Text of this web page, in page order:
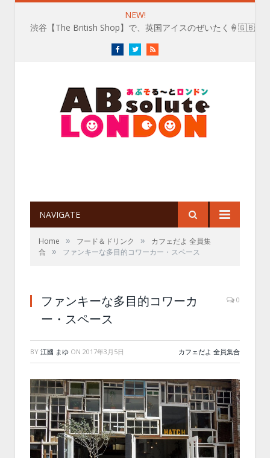
NEW!
渋谷【The British Shop】で、英国アイスのぜいたく🍦🇬🇧
FacebookTwitterRSS
NAVIGATE
Home » フード＆ドリンク »
カフェだよ 全員集
合
» ファンキーな多目的コワーカー・スペース
ファンキーな多目的コワーカ
ー・スペース
0
BY 江國 まゆ ON 2017年3月5日 カフェだよ 全員集合